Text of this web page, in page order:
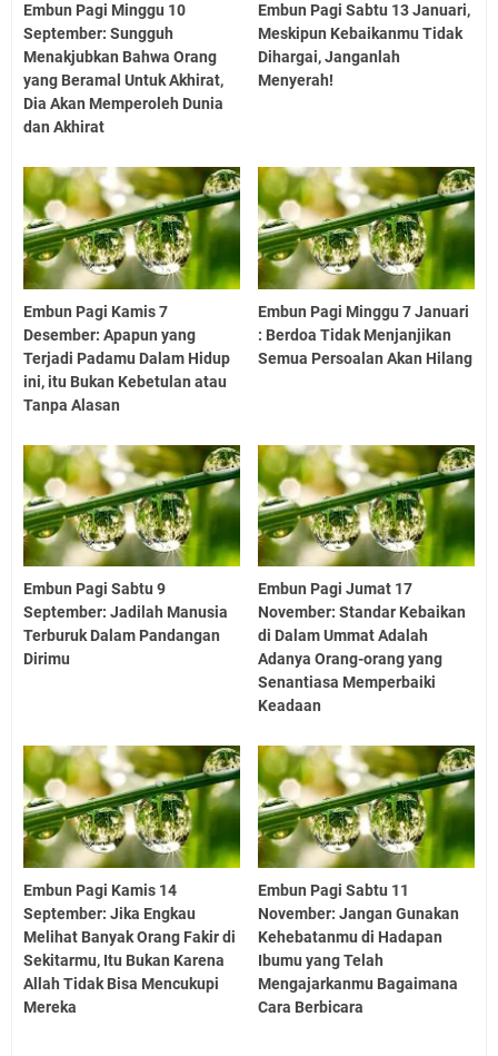
Embun Pagi Minggu 10
September: Sungguh
Menakjubkan Bahwa Orang
yang Beramal Untuk Akhirat,
Dia Akan Memperoleh Dunia
dan Akhirat
Embun Pagi Sabtu 13 Januari,
Meskipun Kebaikanmu Tidak
Dihargai, Janganlah
Menyerah!
Embun Pagi Kamis 7
Desember: Apapun yang
Terjadi Padamu Dalam Hidup
ini, itu Bukan Kebetulan atau
Tanpa Alasan
Embun Pagi Minggu 7 Januari
: Berdoa Tidak Menjanjikan
Semua Persoalan Akan Hilang
Embun Pagi Sabtu 9
September: Jadilah Manusia
Terburuk Dalam Pandangan
Dirimu
Embun Pagi Jumat 17
November: Standar Kebaikan
di Dalam Ummat Adalah
Adanya Orang-orang yang
Senantiasa Memperbaiki
Keadaan
Embun Pagi Kamis 14
September: Jika Engkau
Melihat Banyak Orang Fakir di
Sekitarmu, Itu Bukan Karena
Allah Tidak Bisa Mencukupi
Mereka
Embun Pagi Sabtu 11
November: Jangan Gunakan
Kehebatanmu di Hadapan
Ibumu yang Telah
Mengajarkanmu Bagaimana
Cara Berbicara